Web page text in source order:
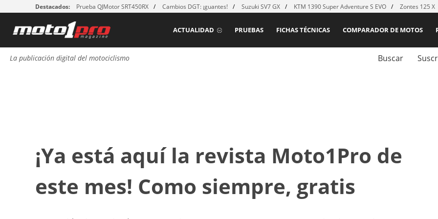
Destacados: Prueba QJMotor SRT450RX Cambios DGT: ¡guantes! Suzuki SV7 GX KTM 1390 Super Adventure S EVO Zontes 125 X
COMPARADOR DE MOTOS
FICHAS TÉCNICAS
PRUEBAS
ACTUALIDAD
La publicación digital del motociclismo Buscar
¡Ya está aquí la revista Moto1Pro de
este mes! Como siempre, gratis